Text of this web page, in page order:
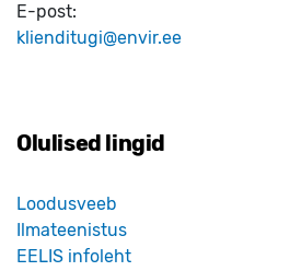
E-post:
klienditugi@envir.ee
Olulised lingid
Loodusveeb
Ilmateenistus
EELIS infoleht